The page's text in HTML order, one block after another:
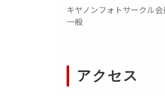
キヤノンフォトサークル会
一般
アクセス